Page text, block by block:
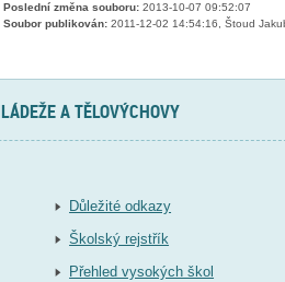
Poslední změna souboru:2013-10-07 09:52:07
Soubor publikován:2011-12-02 14:54:16, Štoud
A TĚLOVÝCHOVY
Důležité odkazy
Školský rejstřík
Přehled vysokých škol